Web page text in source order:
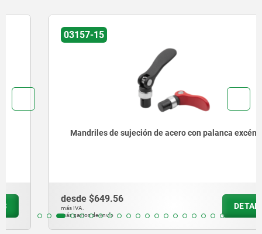
Mandriles de sujeción de acero con palanca excéntrica
desde $649.56
más gastos de envío